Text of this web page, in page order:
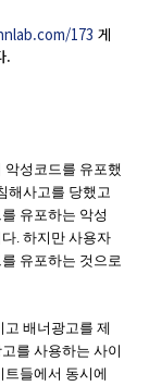
173 게
.
성코드를 유포했
해사고를 당했고
유포하는 악성
. 하지만 사용자
유포하는 것으로
배너광고를 제
를 사용하는 사이
트들에서 동시에